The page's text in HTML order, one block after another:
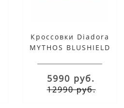
Кроссовки Diadora
MYTHOS BLUSHIELD
5990 руб.
12990 руб.